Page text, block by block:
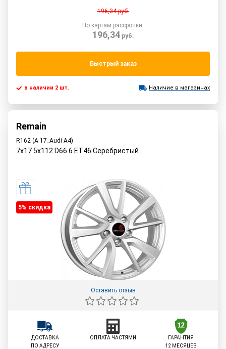
196,34руб.
По картам рассрочки:
196,34руб.
Быстрый заказ
в наличии 2 шт. Наличие в магазинах
Remain
R162 (A 17_Audi A4)
7x17 5x112 D66.6 ET46 Серебристый
5% cкидка
Оставить отзыв
ДОСТАВКА
ПО АДРЕСУ
ОПЛАТА ЧАСТЯМИ
ГАРАНТИЯ
12 МЕСЯЦЕВ